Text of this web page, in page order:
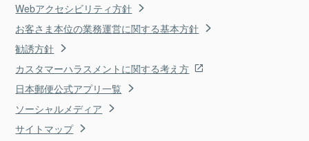
Webアクセシビリティ方針
お客さま本位の業務運営に関する基本方針
勧誘方針
カスタマーハラスメントに関する考え方
日本郵便公式アプリ一覧
ソーシャルメディア
サイトマップ